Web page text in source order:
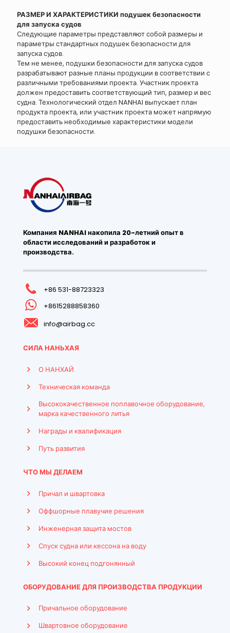
РАЗМЕР И ХАРАКТЕРИСТИКИ подушек безопасности
для запуска судов
Следующие параметры представляют собой размеры и
параметры стандартных подушек безопасности для
запуска судов.
Тем не менее, подушки безопасности для запуска судов
разрабатывают разные планы продукции в соответствии с
различными требованиями проекта. Участник проекта
должен предоставить соответствующий тип, размер и вес
судна. Технологический отдел NANHAI выпускает план
продукта проекта, или участник проекта может напрямую
предоставить необходимые характеристики модели
подушки безопасности.
Компания NANHAI накопила 20-летний опыт в
области исследований и разработок и
производства.
+86 531-88723323
+8615288858360
info@airbag.cc
СИЛА НАНЬХАЯ
О НАНХАЙ
Техническая команда
Высококачественное поплавочное оборудование,
марка качественного литья
Награды и квалификация
Путь развития
ЧТО МЫ ДЕЛАЕМ
Причал и швартовка
Оффшорные плавучие решения
Инженерная защита мостов
Спуск судна или кессона на воду
Высокий конец подгонянный
ОБОРУДОВАНИЕ ДЛЯ ПРОИЗВОДСТВА ПРОДУКЦИИ
Причальное оборудование
Швартовное оборудование